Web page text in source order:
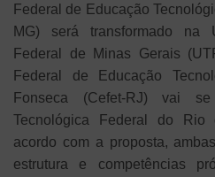
Federal de Educação
MG) será transformado na
Federal de Minas Gerais
Federal de Educação
Fonseca (Cefet-RJ) vai
Tecnológica Federal do Rio
acordo com a proposta,
estrutura e competências